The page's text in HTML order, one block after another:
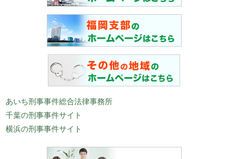
あいち刑事事件総合法律事務所
千葉の刑事事件サイト
横浜の刑事事件サイト